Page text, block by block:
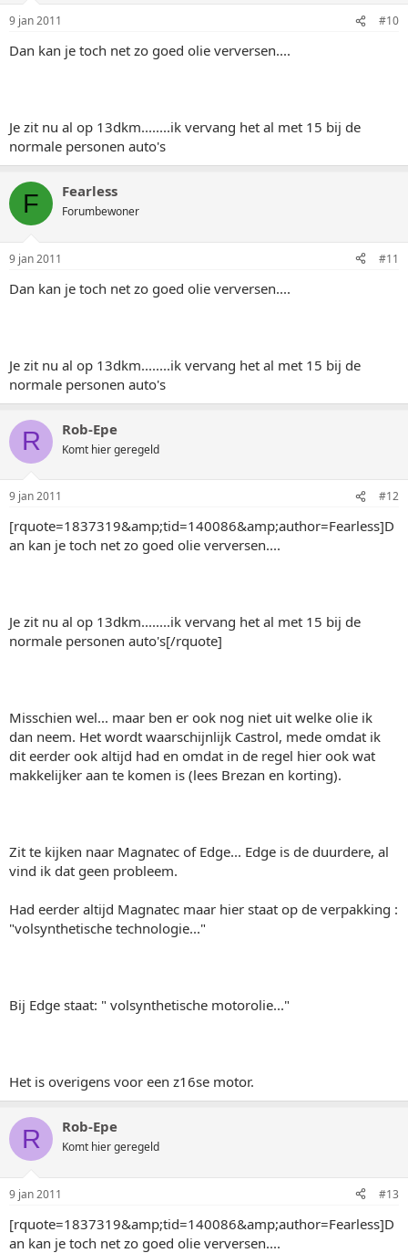
9 jan 2011 #10
Dan kan je toch net zo goed olie verversen....
Je zit nu al op 13dkm........ik vervang het al met 15 bij de
normale personen auto's
F Fearless
Forumbewoner
9 jan 2011 #11
Dan kan je toch net zo goed olie verversen....
Je zit nu al op 13dkm........ik vervang het al met 15 bij de
normale personen auto's
R Rob-Epe
Komt hier geregeld
9 jan 2011 #12
[rquote=1837319&amp;tid=140086&amp;author=Fearless]D
an kan je toch net zo goed olie verversen....
Je zit nu al op 13dkm........ik vervang het al met 15 bij de
normale personen auto's[/rquote]
Misschien wel... maar ben er ook nog niet uit welke olie ik
dan neem. Het wordt waarschijnlijk Castrol, mede omdat ik
dit eerder ook altijd had en omdat in de regel hier ook wat
makkelijker aan te komen is (lees Brezan en korting).
Zit te kijken naar Magnatec of Edge... Edge is de duurdere, al
vind ik dat geen probleem.
Had eerder altijd Magnatec maar hier staat op de verpakking :
"volsynthetische technologie..."
Bij Edge staat: " volsynthetische motorolie..."
Het is overigens voor een z16se motor.
R Rob-Epe
Komt hier geregeld
9 jan 2011 #13
[rquote=1837319&amp;tid=140086&amp;author=Fearless]D
an kan je toch net zo goed olie verversen....